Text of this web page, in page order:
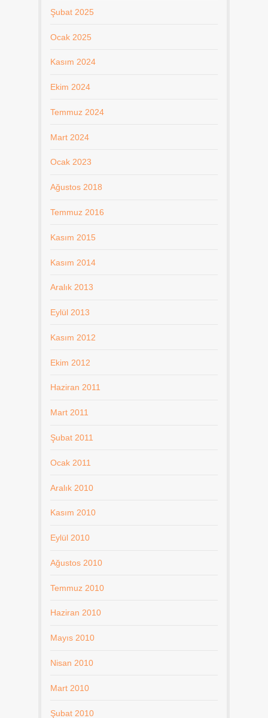
Şubat 2025
Ocak 2025
Kasım 2024
Ekim 2024
Temmuz 2024
Mart 2024
Ocak 2023
Ağustos 2018
Temmuz 2016
Kasım 2015
Kasım 2014
Aralık 2013
Eylül 2013
Kasım 2012
Ekim 2012
Haziran 2011
Mart 2011
Şubat 2011
Ocak 2011
Aralık 2010
Kasım 2010
Eylül 2010
Ağustos 2010
Temmuz 2010
Haziran 2010
Mayıs 2010
Nisan 2010
Mart 2010
Şubat 2010